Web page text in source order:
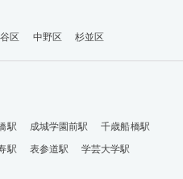
区 中野区 杉並区
駅 成城学園前駅
千歳船橋駅
駅 表参道駅
学芸大学駅